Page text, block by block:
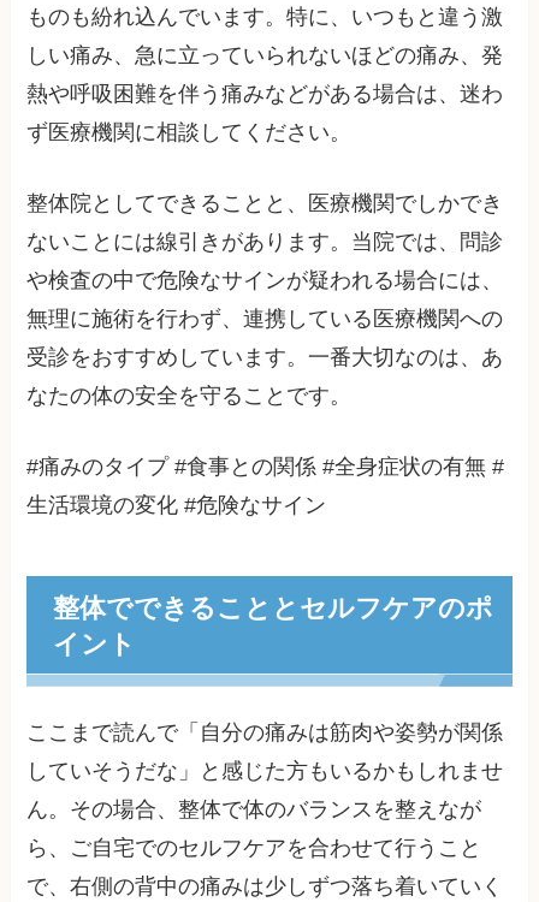
ものも紛れ込んでいます。特に、いつもと違う激
しい痛み、急に立っていられないほどの痛み、発
熱や呼吸困難を伴う痛みなどがある場合は、迷わ
ず医療機関に相談してください。
整体院としてできることと、医療機関でしかでき
ないことには線引きがあります。当院では、問診
や検査の中で危険なサインが疑われる場合には、
無理に施術を行わず、連携している医療機関への
受診をおすすめしています。一番大切なのは、あ
なたの体の安全を守ることです。
#痛みのタイプ #食事との関係 #全身症状の有無 #
生活環境の変化 #危険なサイン
整体でできることとセルフケアのポ
イント
ここまで読んで「自分の痛みは筋肉や姿勢が関係
していそうだな」と感じた方もいるかもしれませ
ん。その場合、整体で体のバランスを整えなが
ら、ご自宅でのセルフケアを合わせて行うこと
で、右側の背中の痛みは少しずつ落ち着いていく